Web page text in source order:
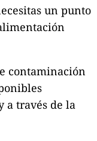
un punto
contaminación
a través de la